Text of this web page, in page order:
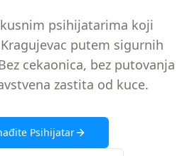
psihijatarima koji
putem sigurnih
cekaonica, bez putovanja
zastita od kuce.
Psihijatar